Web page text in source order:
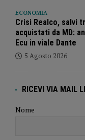
ECONOMIA
Crisi Realco, salvi
acquistati da MD:
Ecu in viale Dante
5 Agosto 2026
RICEVI VIA MAIL
Nome